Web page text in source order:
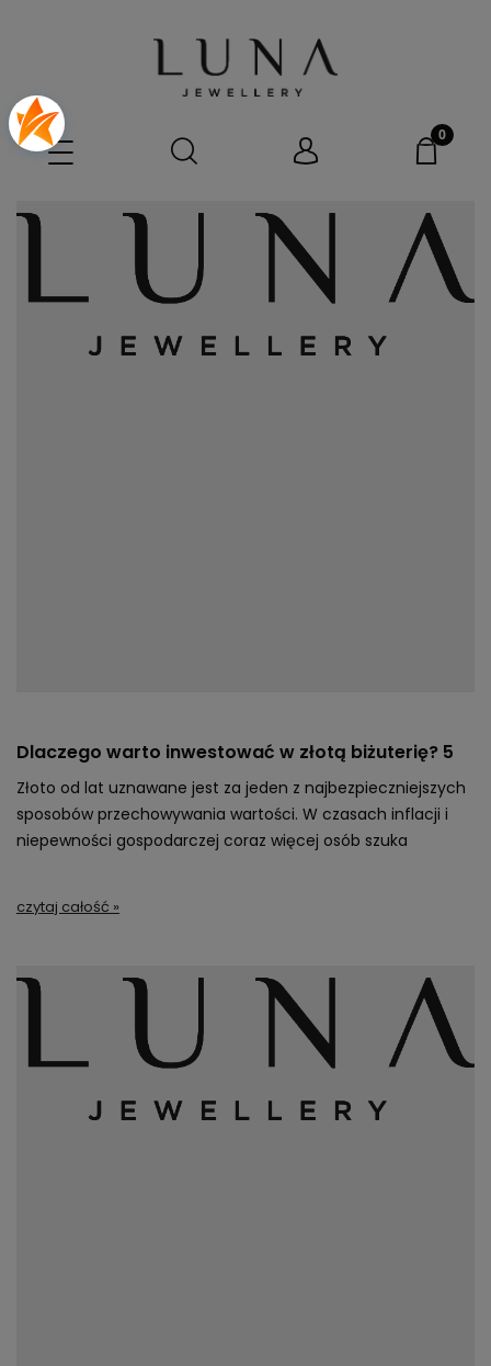
Dlaczego warto inwestować w złotą biżuterię? 5
Złoto od lat uznawane jest za jeden z najbezpieczniejszych
sposobów przechowywania wartości. W czasach inflacji i
niepewności gospodarczej coraz więcej osób szuka
ponadczasowe.
czytaj całość »